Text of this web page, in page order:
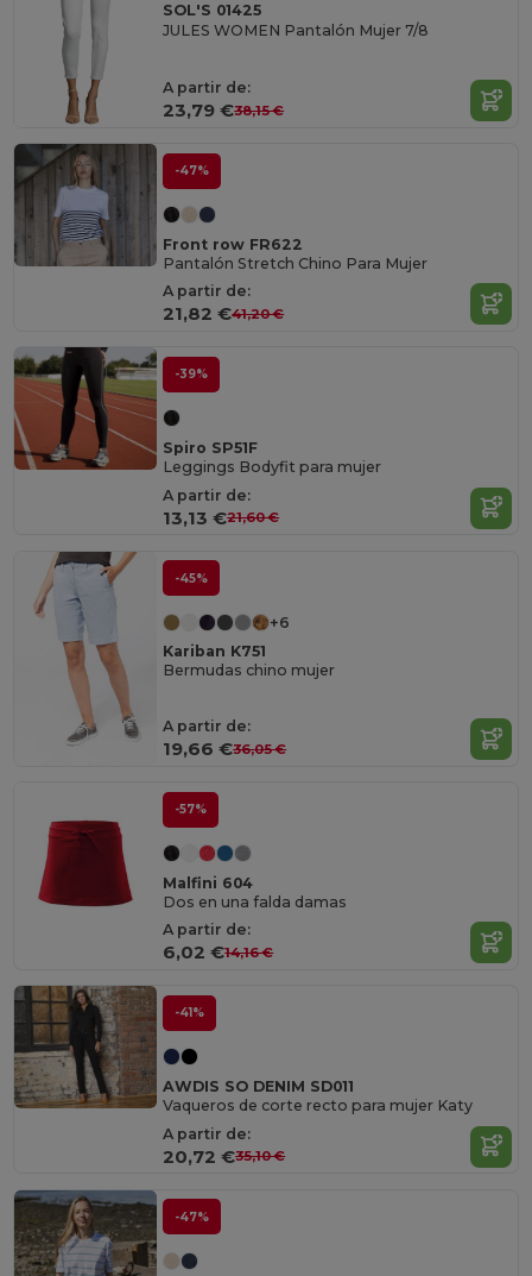
SOL'S 01425
JULES WOMEN Pantalón Mujer 7/8
A partir de:
23,79 €38,15 €
-47%
Front row FR622
Pantalón Stretch Chino Para Mujer
A partir de:
21,82 €41,20 €
-39%
Spiro SP51F
Leggings Bodyfit para mujer
A partir de:
13,13 €21,60 €
-45%
+6
Kariban K751
Bermudas chino mujer
A partir de:
19,66 €36,05 €
-57%
Malfini 604
Dos en una falda damas
A partir de:
6,02 €14,16 €
-41%
AWDIS SO DENIM SD011
Vaqueros de corte recto para mujer Katy
A partir de:
20,72 €35,10 €
-47%